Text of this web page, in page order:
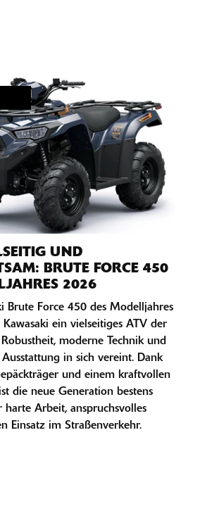
UND
BRUTE FORCE 450
2026
Brute Force 450 des Modelljahres
ein vielseitiges ATV der
moderne Technik und
in sich vereint. Dank
und einem kraftvollen
die neue Generation bestens
Arbeit, anspruchsvolles
Einsatz im Straßenverkehr.